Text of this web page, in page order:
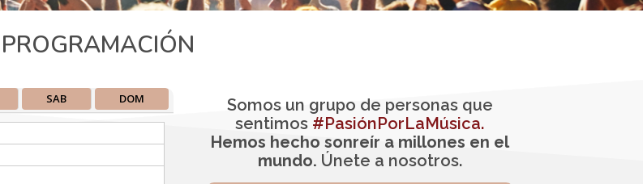
PROGRAMACIÓN
SAB DOM
Somos un grupo de personas que
sentimos #PasiónPorLaMúsica.
Hemos hecho sonreír a millones en el
mundo. Únete a nosotros.